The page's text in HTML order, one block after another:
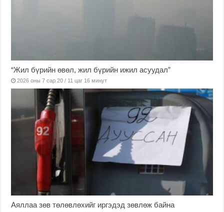
“Жил бүрийн өвөл, жил бүрийн ижил асуудал”
2026 оны 7 сар 20 / 11 цаг 16 минут
Аяллаа зөв төлөвлөхийг иргэдэд зөвлөж байна